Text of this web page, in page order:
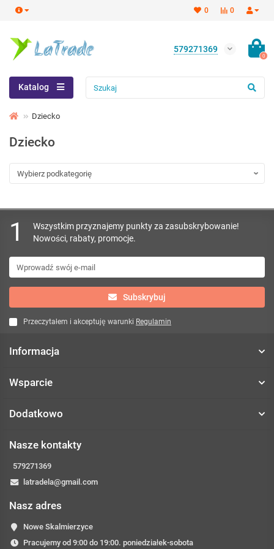
0
0
579271369
0
Katalog
Dziecko
Dziecko
1
Wszystkim przyznajemy punkty za zasubskrybowanie!
Nowości, rabaty, promocje.
Subskrybuj
Przeczytałem i akceptuję warunki Regulamin
Informacja
Wsparcie
Dodatkowo
Nasze kontakty
579271369
latradela@gmail.com
Nasz adres
Nowe Skalmierzyce
Pracujemy od 9:00 do 19:00. poniedziałek-sobota